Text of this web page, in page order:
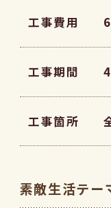
工事費用
工事期間
工事箇所
素敵生活テー